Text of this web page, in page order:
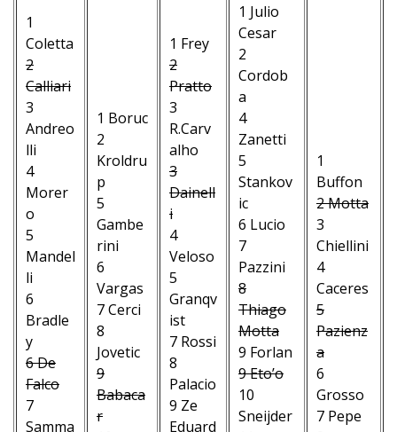
1
Coletta
2
Calliari
3
Andreo
lli
4
Morer
o
5
Mandel
li
6
Bradle
y
6 De
Falco
7
Samma
1 Boruc
2
Kroldru
p
5
Gambe
rini
6
Vargas
7 Cerci
8
Jovetic
9
Babaca
r
1 Frey
2
Pratto
3
R.Carv
alho
3
Dainell
i
4
Veloso
5
Granqv
ist
7 Rossi
8
Palacio
9 Ze
Eduard
1 Julio
Cesar
2
Cordob
a
4
Zanetti
5
Stankov
ic
6 Lucio
7
Pazzini
8
Thiago
Motta
9 Forlan
9 Eto’o
10
Sneijder
1
Buffon
2 Motta
3
Chiellini
4
Caceres
5
Pazienz
a
6
Grosso
7 Pepe